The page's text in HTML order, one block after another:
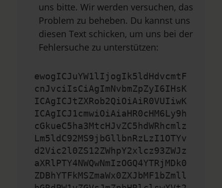
uns bitte. Wir werden versuchen, das
Problem zu beheben. Du kannst uns
diesen Text schicken, um uns bei der
Fehlersuche zu unterstützen:
ewogICJuYW1lIjogIk5ldHdvcmtF
cnJvciIsCiAgImNvbmZpZyI6IHsK
ICAgICJtZXRob2QiOiAiR0VUIiwK
ICAgICJ1cmwiOiAiaHR0cHM6Ly9h
cGkueC5ha3MtcHJvZC5hdWRhcmlz
Lm5ldC92MS9jbGllbnRzLzI1OTYv
d2Vic2l0ZS12ZWhpY2xlcz93ZWJz
aXRlPTY4NWQwNmIzOGQ4YTRjMDk0
ZDBhYTFkMSZmaWx0ZXJbMF1bZmll